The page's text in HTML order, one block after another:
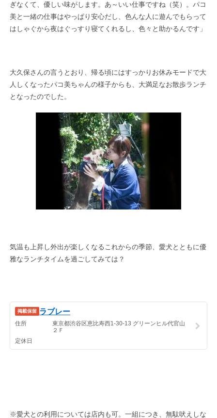
ぎなくて、優しい味がします。あ～いい仕事ですね（笑）。パコ
美と一緒の仕事はやっぱり安心だし、色んな人に遊んでもらって
はしゃぐから夜はぐっすり寝てくれるし、色々と助かるんです」
大久保さんの言うとおり、帰る頃にはすっかりお休みモードで大
人しくなったパコ美ちゃんの様子からも、大満足なお散歩ランチ
となったのでした。
気温も上昇し外出が楽しくなるこれからの季節、愛犬とともに優
雅なランチタイムを過ごしてみては？
※愛犬との利用については店内も可。一組につき、無駄吠えしな